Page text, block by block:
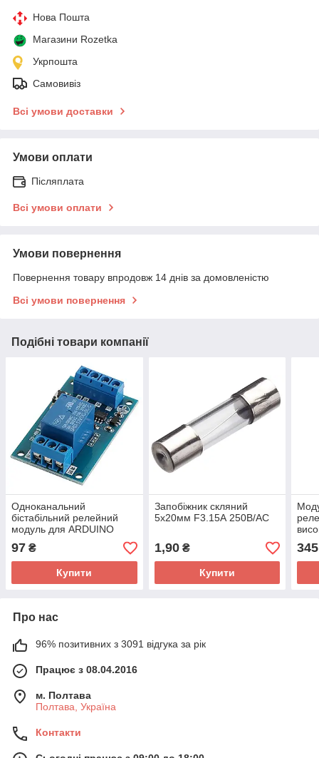
Нова Пошта
Магазини Rozetka
Укрпошта
Самовивіз
Всі умови доставки
Умови оплати
Післяплата
Всі умови оплати
Умови повернення
Повернення товару впродовж 14 днів за домовленістю
Всі умови повернення
Подібні товари компанії
Одноканальний
бістабільний релейний
модуль для ARDUINO
контролерів, 12В 10А
97 ₴
Купити
Запобіжник скляний
5x20мм F3.15А 250В/AC
1,90₴
Купити
32 В
Про нас
96% позитивних з 3091 відгука за рік
Працює з 08.04.2016
м. Полтава
Полтава, Україна
Контакти